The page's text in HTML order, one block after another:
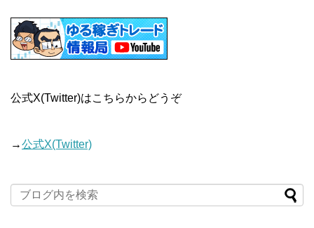
公式X(Twitter)はこちらからどうぞ
→公式X(Twitter)